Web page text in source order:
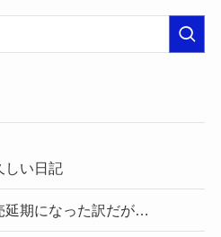
しい日記
延期になった訳だが…